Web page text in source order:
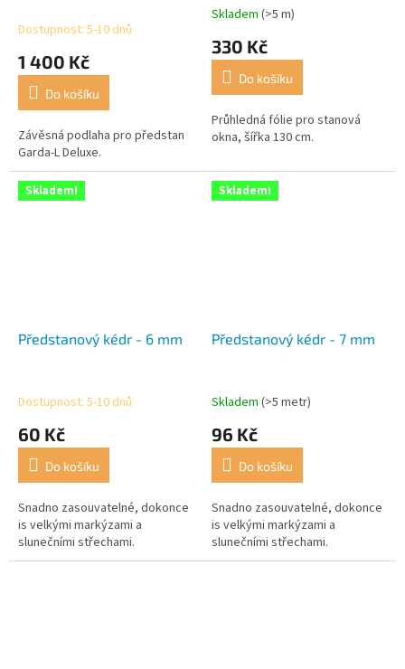
Dostupnost: 5-10 dnů
1 400 Kč
Do košíku
Závěsná podlaha pro předstan
Garda-L Deluxe.
Průměrné
produktu
4,2
5
hvězdiček.
Skladem (>5 m)
330 Kč
Do košíku
Průhledná fólie pro stanová
okna, šířka 130 cm.
Skladem!
Předstanový kédr - 6 mm
Dostupnost: 5-10 dnů
60 Kč
Do košíku
Snadno zasouvatelné, dokonce
is velkými markýzami a
slunečními střechami.
Skladem!
Předstanový kédr - 7 mm
Skladem (>5 metr)
96 Kč
Do košíku
Snadno zasouvatelné, dokonce
is velkými markýzami a
slunečními střechami.